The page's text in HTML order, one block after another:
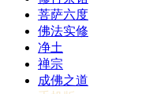
菩萨六度
佛法实修
净土
禅宗
成佛之道